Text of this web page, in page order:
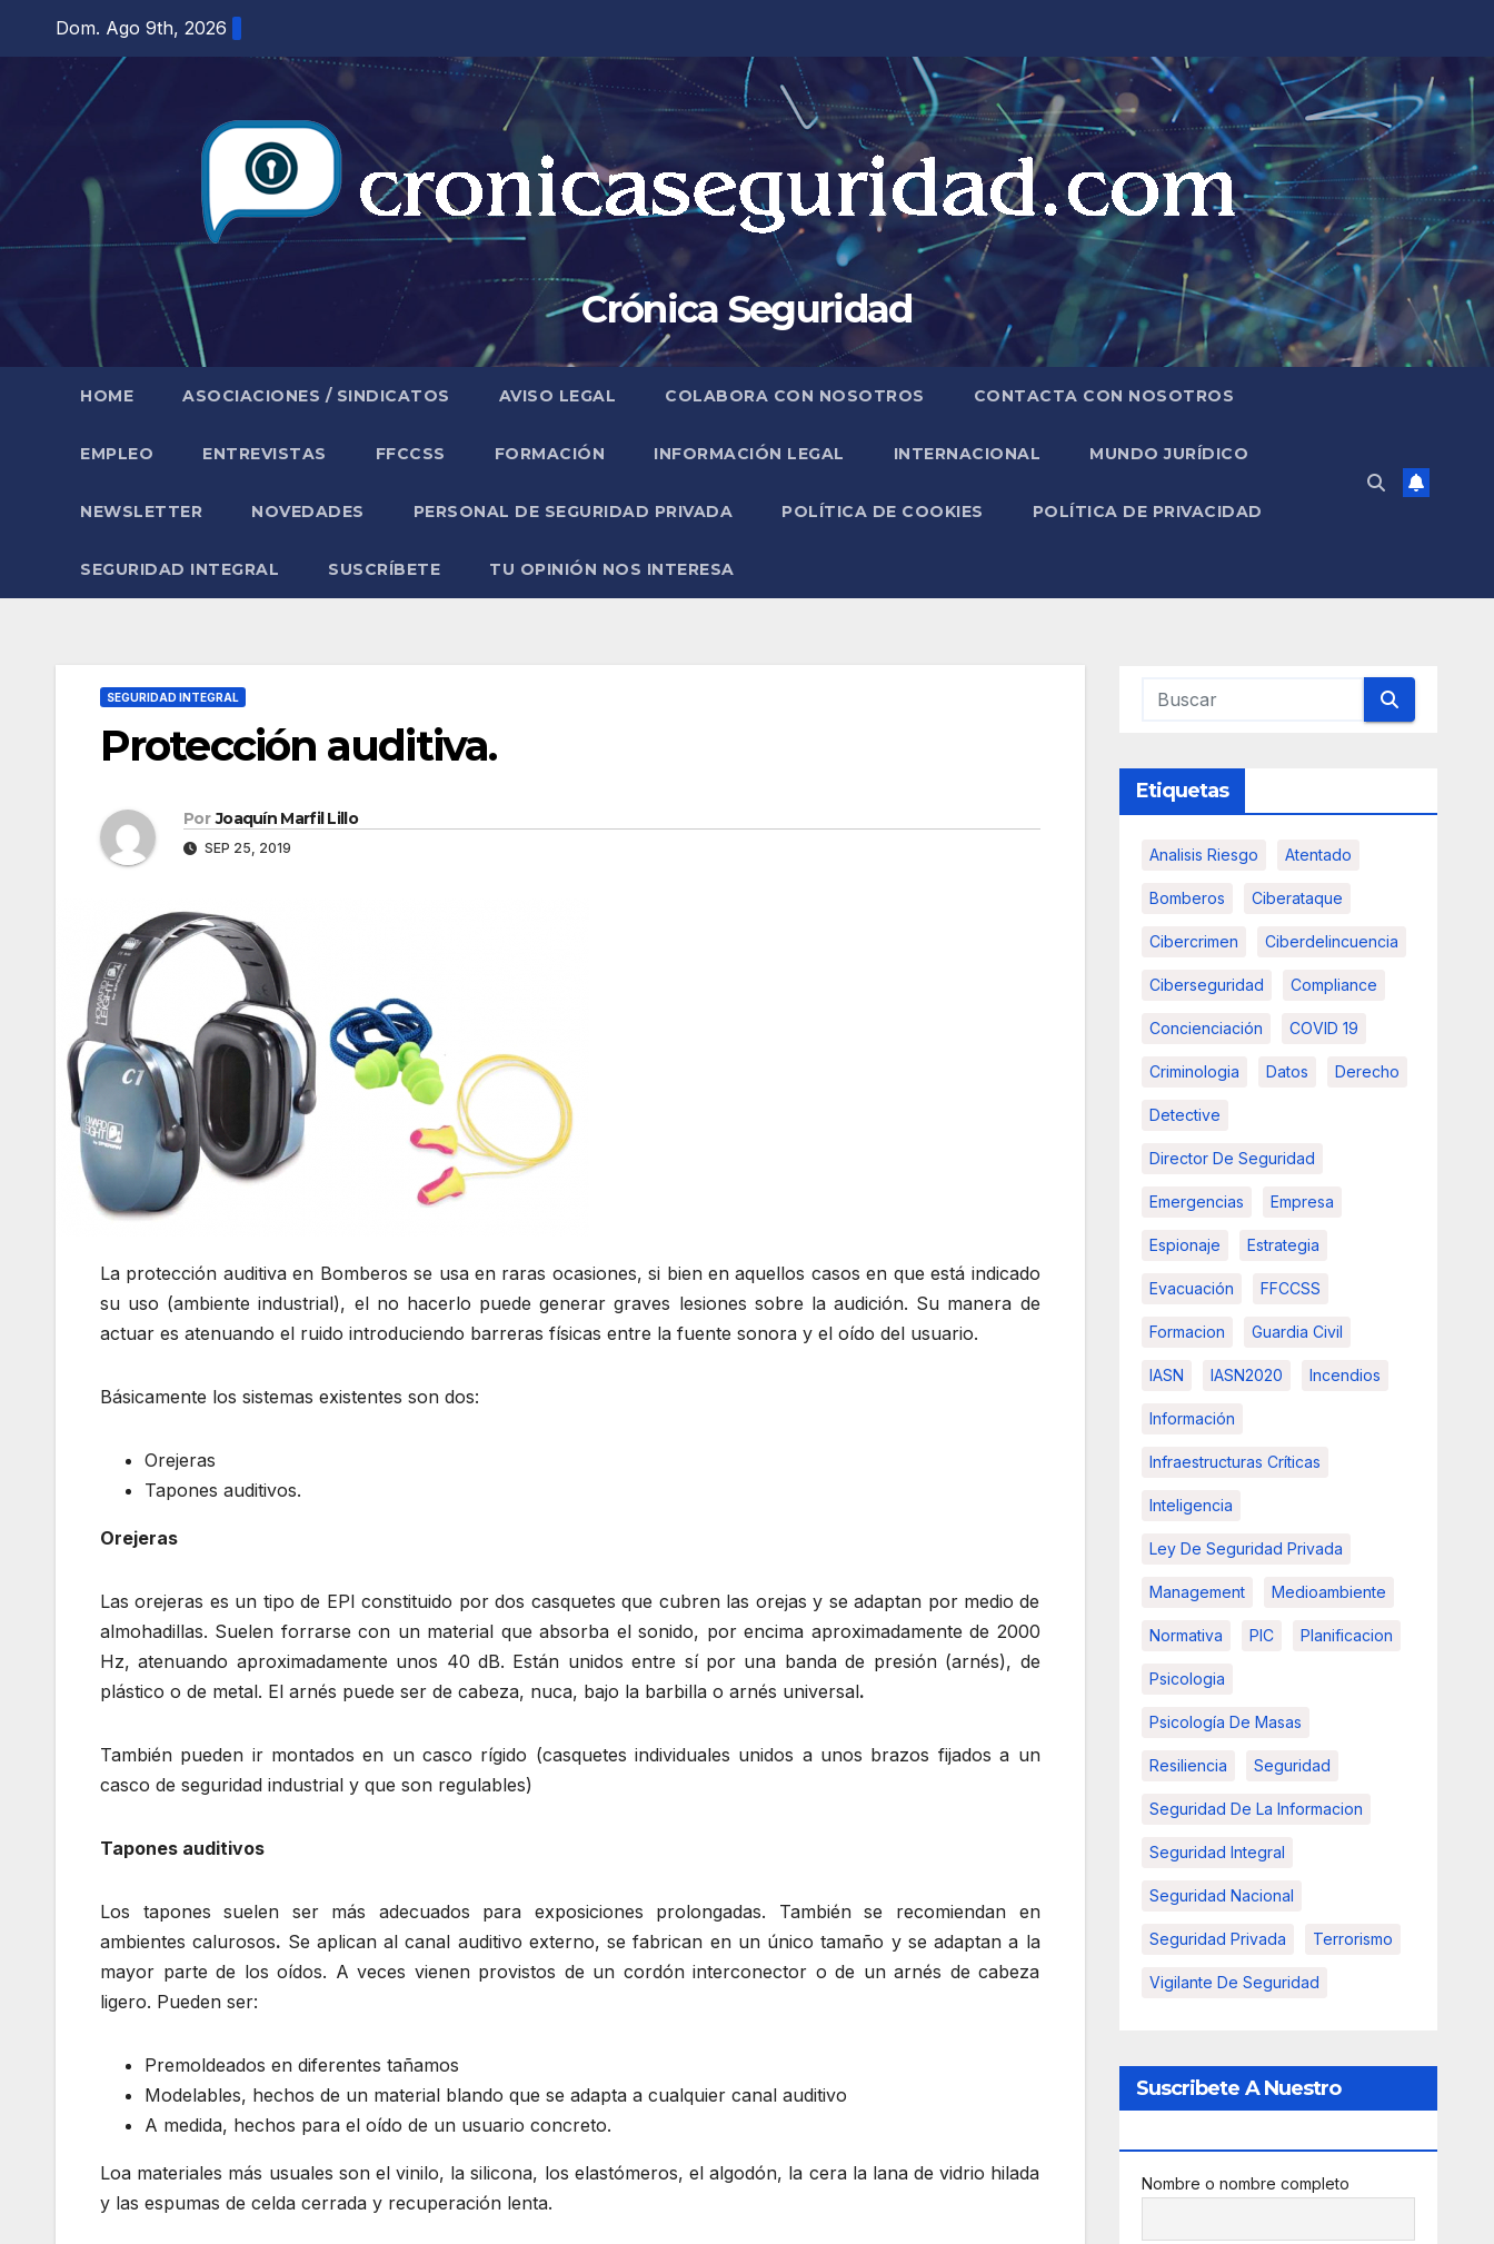
contenido
Dom. Ago 9th, 2026
Crónica Seguridad
HOME ASOCIACIONES / SINDICATOS AVISO LEGAL COLABORA CON NOSOTROS CONTACTA CON NOSOTROS
EMPLEO ENTREVISTAS FFCCSS FORMACIÓN INFORMACIÓN LEGAL INTERNACIONAL MUNDO JURÍDICO
NEWSLETTER NOVEDADES PERSONAL DE SEGURIDAD PRIVADA POLÍTICA DE COOKIES POLÍTICA DE PRIVACIDAD
SEGURIDAD INTEGRAL SUSCRÍBETE TU OPINIÓN NOS INTERESA
SEGURIDAD INTEGRAL
Protección auditiva.
Por Joaquín Marfil Lillo
SEP 25, 2019
La protección auditiva en Bomberos se usa en raras ocasiones, si bien en aquellos casos en que está indicado
su uso (ambiente industrial), el no hacerlo puede generar graves lesiones sobre la audición. Su manera de
actuar es atenuando el ruido introduciendo barreras físicas entre la fuente sonora y el oído del usuario.
Básicamente los sistemas existentes son dos:
Orejeras
Tapones auditivos.
Orejeras
Las orejeras es un tipo de EPI constituido por dos casquetes que cubren las orejas y se adaptan por medio de
almohadillas. Suelen forrarse con un material que absorba el sonido, por encima aproximadamente de 2000
Hz, atenuando aproximadamente unos 40 dB. Están unidos entre sí por una banda de presión (arnés), de
plástico o de metal. El arnés puede ser de cabeza, nuca, bajo la barbilla o arnés universal.
También pueden ir montados en un casco rígido (casquetes individuales unidos a unos brazos fijados a un
casco de seguridad industrial y que son regulables)
Tapones auditivos
Los tapones suelen ser más adecuados para exposiciones prolongadas. También se recomiendan en
ambientes calurosos. Se aplican al canal auditivo externo, se fabrican en un único tamaño y se adaptan a la
mayor parte de los oídos. A veces vienen provistos de un cordón interconector o de un arnés de cabeza
ligero. Pueden ser:
Premoldeados en diferentes tañamos
Modelables, hechos de un material blando que se adapta a cualquier canal auditivo
A medida, hechos para el oído de un usuario concreto.
Loa materiales más usuales son el vinilo, la silicona, los elastómeros, el algodón, la cera la lana de vidrio hilada
y las espumas de celda cerrada y recuperación lenta.
Etiquetas
Analisis Riesgo Atentado
Bomberos Ciberataque
Cibercrimen Ciberdelincuencia
Ciberseguridad Compliance
Concienciación COVID 19
Criminologia Datos Derecho
Detective
Director De Seguridad
Emergencias Empresa
Espionaje Estrategia
Evacuación FFCCSS
Formacion Guardia Civil
IASN IASN2020 Incendios
Información
Infraestructuras Críticas
Inteligencia
Ley De Seguridad Privada
Management Medioambiente
Normativa PIC Planificacion
Psicologia
Psicología De Masas
Resiliencia Seguridad
Seguridad De La Informacion
Seguridad Integral
Seguridad Nacional
Seguridad Privada Terrorismo
Vigilante De Seguridad
Suscribete A Nuestro
Nombre o nombre completo